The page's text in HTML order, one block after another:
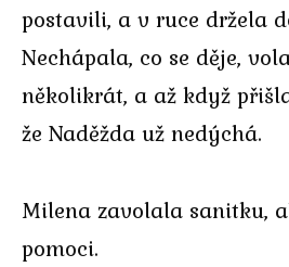
postavili, a v ruce držela
Nechápala, co se děje,
několikrát, a až když
že Naděžda už nedýchá.
Milena zavolala sanitku,
pomoci.